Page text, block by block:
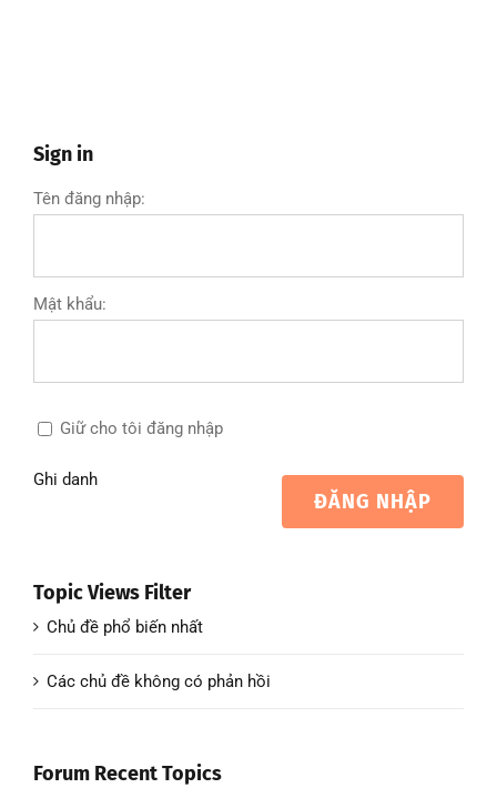
Sign in
Tên đăng nhập:
Mật khẩu:
Giữ cho tôi đăng nhập
ĐĂNG NHẬP
Ghi danh
Topic Views Filter
Chủ đề phổ biến nhất
Các chủ đề không có phản hồi
Forum Recent Topics